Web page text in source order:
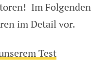
Im Folgenden
im Detail vor.
Test